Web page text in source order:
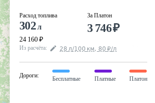
Расход топлива
302л
24 160 ₽
За Платон
3 746₽
Из расчёта: 28 л/100 км, 80 ₽/л
Дороги:
Бесплатные Платные Платон